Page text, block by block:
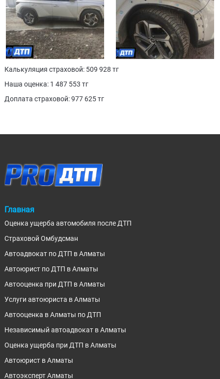
Калькуляция страховой: 509 928 тг
Наша оценка: 1 487 553 тг
Доплата страховой: 977 625 тг
Главная
Оценка ущерба автомобиля после ДТП
Страховой Омбудсман
Автоадвокат по ДТП в Алматы
Автоюрист по ДТП в Алматы
Автооценка при ДТП в Алматы
Услуги автоюриста в Алматы
Автооценка в Алматы по ДТП
Независимый автоадвокат в Алматы
Оценка ущерба при ДТП в Алматы
Автоюрист в Алматы
Автоэксперт Алматы